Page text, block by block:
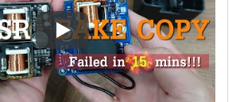
YIS Marine المرحلة الحساسة للجهد (VSR) لديها نسخة مزيفة!